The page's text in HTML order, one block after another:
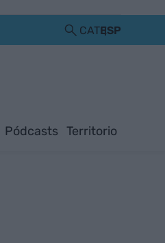
CATESP
Pódcasts Territorio